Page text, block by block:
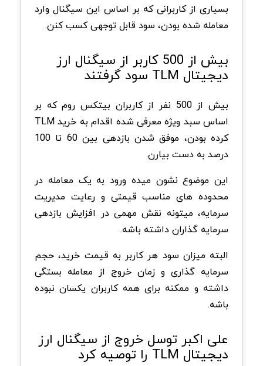
بسیاری از کاربرانی که بر اساس این سیگنال وارد
معامله شده بودن، سود قابل توجهی کسب کنن.
بیش از 500 کاربر از سیگنال ارز
دیجیتال TLM سود گرفتند
بیش از 500 نفر از کاربران بیتکس روم که بر
اساس سبد ویژه معرفی شده اقدام به خرید TLM
کرده بودن، موفق شدن بازدهی بین 60 تا 100
درصد به دست بیارن.
این موضوع نشون میده ورود به یک معامله در
محدوده های مناسب قیمتی و رعایت مدیریت
سرمایه، میتونه نقش مهمی در افزایش بازدهی
سرمایه گذاران داشته باشه.
البته میزان سود هر کاربر به قیمت خرید، حجم
سرمایه گذاری و زمان خروج از معامله بستگی
داشته و ممکنه برای همه کاربران یکسان نبوده
باشه.
علی اکبر توسل خروج از سیگنال ارز
دیجیتال TLM را توصیه کرد